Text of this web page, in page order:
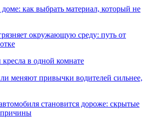
как выбрать материал, который не
окружающую среду: путь от
в одной комнате
меняют привычки водителей сильнее,
становится дороже: скрытые